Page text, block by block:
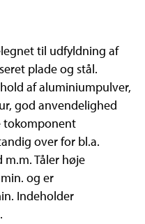
til udfyldning af
plade og stål.
af aluminiumpulver,
god anvendelighed
tokomponent
over for bl.a.
Tåler høje
og er
Indeholder